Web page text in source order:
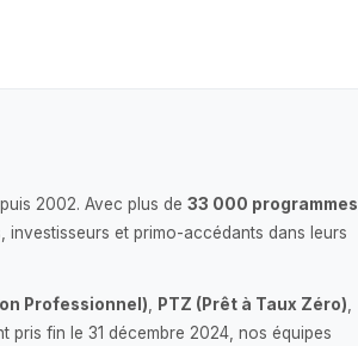
2002. Avec plus de 33 000 programmes
investisseurs et primo-accédants dans leurs
Professionnel) PTZ (Prêt à Taux Zéro)
pris fin le 31 décembre 2024, nos équipes